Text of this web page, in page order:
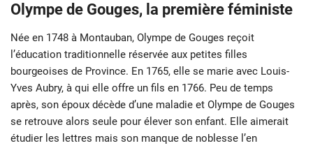
Olympe de Gouges, la première féministe
Née en 1748 à Montauban, Olympe de Gouges reçoit
l’éducation traditionnelle réservée aux petites filles
bourgeoises de Province. En 1765, elle se marie avec Louis-
Yves Aubry, à qui elle offre un fils en 1766. Peu de temps
après, son époux décède d’une maladie et Olympe de Gouges
se retrouve alors seule pour élever son enfant. Elle aimerait
étudier les lettres mais son manque de noblesse l’en